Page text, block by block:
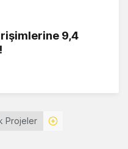
9,4
Projeler